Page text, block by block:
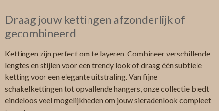
Draag jouw kettingen afzonderlijk of
gecombineerd
Kettingen zijn perfect om te layeren. Combineer verschillende
lengtes en stijlen voor een trendy look of draag één subtiele
ketting voor een elegante uitstraling. Van fijne
schakelkettingen tot opvallende hangers, onze collectie biedt
eindeloos veel mogelijkheden om jouw sieradenlook compleet